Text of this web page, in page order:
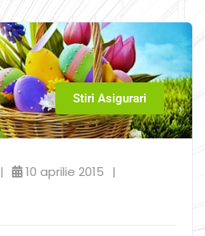
Stiri Asigurari
10 aprilie 2015